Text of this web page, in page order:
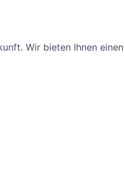
Wir bieten Ihnen einen